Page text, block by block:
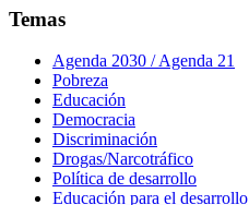
Temas
Agenda 2030 / Agenda 21
Pobreza
Educación
Democracia
Discriminación
Drogas/Narcotráfico
Política de desarrollo
Educación para el desarrollo